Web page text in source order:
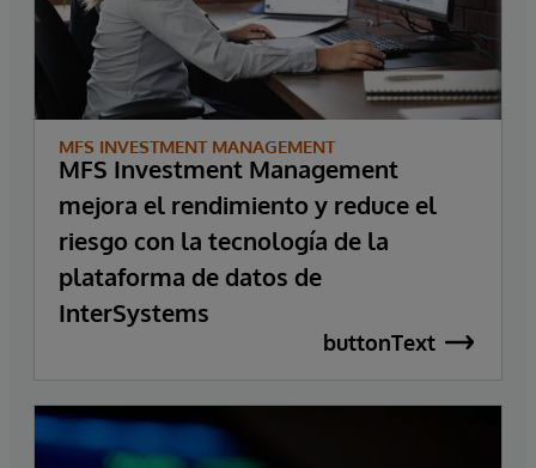
MFS INVESTMENT MANAGEMENT
MFS Investment Management
mejora el rendimiento y reduce el
riesgo con la tecnología de la
plataforma de datos de
InterSystems
buttonText